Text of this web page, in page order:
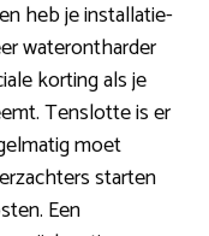
heb je installatie-
waterontharder
korting als je
Tenslotte is er
moet
starten
Een